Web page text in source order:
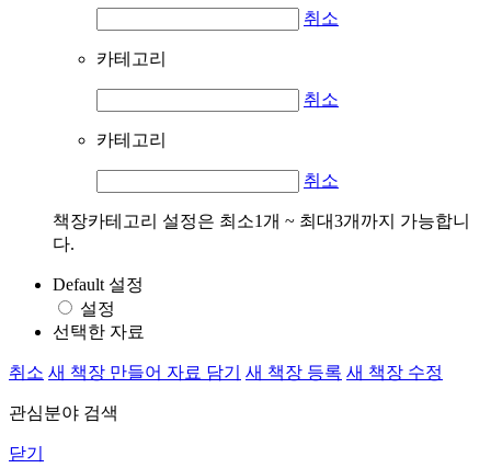
취소
카테고리
취소
카테고리
취소
책장카테고리 설정은 최소1개 ~ 최대3개까지 가능합니
다.
Default 설정
설정
선택한 자료
취소 새 책장 만들어 자료 담기 새 책장 등록 새 책장 수정
관심분야 검색
닫기